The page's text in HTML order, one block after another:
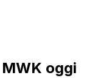
MWK oggi